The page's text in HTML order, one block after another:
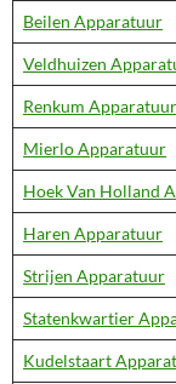
Beilen Apparatuur
Veldhuizen
Renkum Apparatuur
Mierlo Apparatuur
Hoek Van Holland
Haren Apparatuur
Strijen Apparatuur
Statenkwartier
Kudelstaart